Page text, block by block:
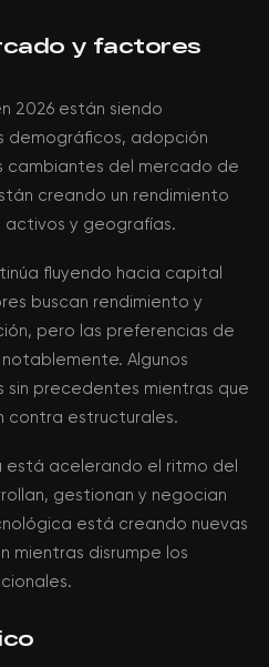
y factores
2026 están siendo
demográficos, adopción
cambiantes del mercado de
creando un rendimiento
y geografías.
fluyendo hacia capital
buscan rendimiento y
pero las preferencias de
Algunos
precedentes mientras que
contra estructurales.
está acelerando el ritmo del
gestionan y negocian
está creando nuevas
mientras disrumpe los